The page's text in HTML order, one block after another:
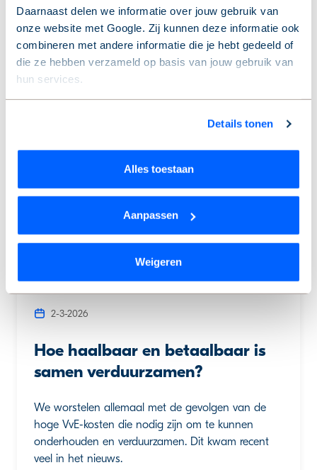
Daarnaast delen we informatie over jouw gebruik van
onze website met Google. Zij kunnen deze informatie ook
combineren met andere informatie die je hebt gedeeld of
die ze hebben verzameld op basis van jouw gebruik van
hun services.
cookieverklaring
onderaan de pagina.
Details tonen
Alles toestaan
Aanpassen
Weigeren
Inspiratie Naar alle blogs
2-3-2026
Hoe haalbaar en betaalbaar is
samen verduurzamen?
We worstelen allemaal met de gevolgen van de
hoge VvE-kosten die nodig zijn om te kunnen
onderhouden en verduurzamen. Dit kwam recent
veel in het nieuws.